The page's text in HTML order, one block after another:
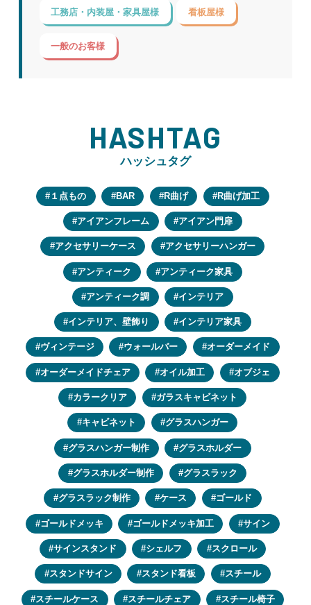
工務店・内装屋・家具屋様 看板屋様
一般のお客様
HASHTAG
ハッシュタグ
１点もの BAR R曲げ R曲げ加工
アイアンフレーム アイアン門扉
アクセサリーケース アクセサリーハンガー
アンティーク アンティーク家具
アンティーク調 インテリア
インテリア、壁飾り インテリア家具
ヴィンテージ ウォールバー オーダーメイド
オーダーメイドチェア オイル加工 オブジェ
カラークリア ガラスキャビネット
キャビネット グラスハンガー
グラスハンガー制作 グラスホルダー
グラスホルダー制作 グラスラック
グラスラック制作 ケース ゴールド
ゴールドメッキ ゴールドメッキ加工 サイン
サインスタンド シェルフ スクロール
スタンドサイン スタンド看板 スチール
スチールケース スチールチェア スチール椅子